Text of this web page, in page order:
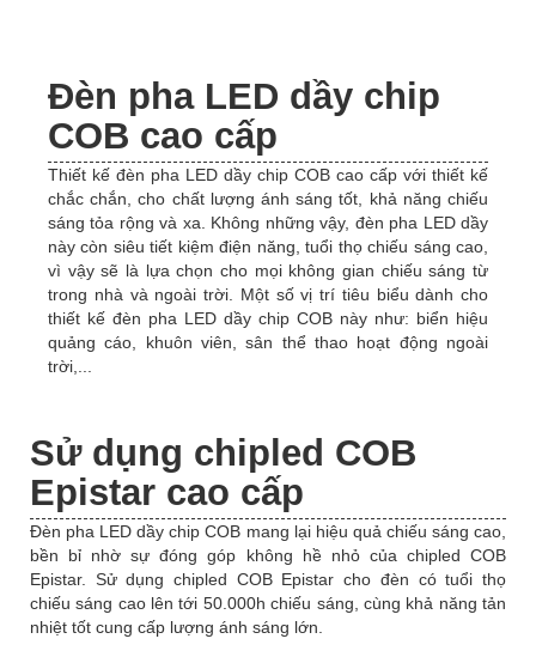
Đèn pha LED dầy chip
COB cao cấp
Thiết kế đèn pha LED dầy chip COB cao cấp với thiết kế
chắc chắn, cho chất lượng ánh sáng tốt, khả năng chiếu
sáng tỏa rộng và xa. Không những vậy, đèn pha LED dầy
này còn siêu tiết kiệm điện năng, tuổi thọ chiếu sáng cao,
vì vậy sẽ là lựa chọn cho mọi không gian chiếu sáng từ
trong nhà và ngoài trời. Một số vị trí tiêu biểu dành cho
thiết kế đèn pha LED dầy chip COB này như: biển hiệu
quảng cáo, khuôn viên, sân thể thao hoạt động ngoài
trời,...
Sử dụng chipled COB
Epistar cao cấp
Đèn pha LED dầy chip COB mang lại hiệu quả chiếu sáng cao,
bền bỉ nhờ sự đóng góp không hề nhỏ của chipled COB
Epistar. Sử dụng chipled COB Epistar cho đèn có tuổi thọ
chiếu sáng cao lên tới 50.000h chiếu sáng, cùng khả năng tản
nhiệt tốt cung cấp lượng ánh sáng lớn.